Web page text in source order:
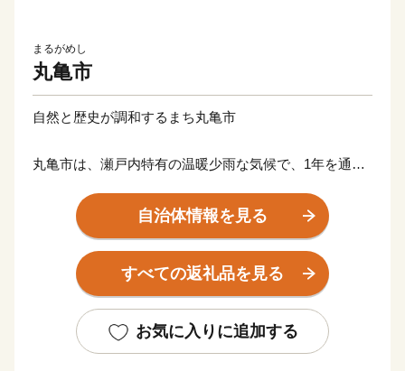
まるがめし
丸亀市
自然と歴史が調和するまち丸亀市
丸亀市は、瀬戸内特有の温暖少雨な気候で、1年を通じ
どかな田園風景など、自然と歴史文化が融合したまちで
す。高さ日本一の石垣の上に鎮座して400年の歴史を刻
む丸亀城は、丸亀市のシンボルでもあり、市民の憩いの
場にもなっています。
や特産品など多くの資源に恵まれており、中讃地域の中
心市として、さらなる成長を続けています。
自治体情報を見る
すべての返礼品を見る
お気に入りに追加する